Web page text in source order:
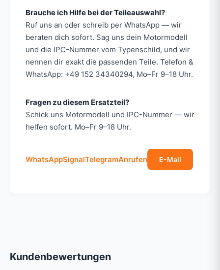
Brauche ich Hilfe bei der Teileauswahl?
Ruf uns an oder schreib per WhatsApp — wir
beraten dich sofort. Sag uns dein Motormodell
und die IPC-Nummer vom Typenschild, und wir
nennen dir exakt die passenden Teile. Telefon &
WhatsApp: +49 152 34340294, Mo–Fr 9–18 Uhr.
Fragen zu diesem Ersatzteil?
Schick uns Motormodell und IPC-Nummer — wir
helfen sofort. Mo–Fr 9–18 Uhr.
WhatsAppSignalTelegramAnrufen E-Mail
Kundenbewertungen